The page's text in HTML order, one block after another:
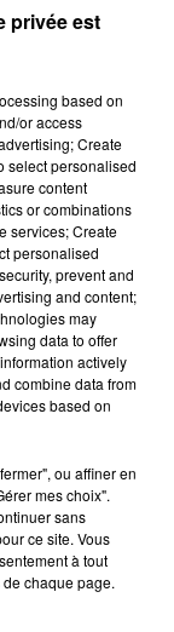
comme
un style
l’ascenseur
privée est
based on
or access
Create
select personalised
content
or combinations
services; Create
personalised
prevent and
and content;
may
data to offer
actively
combine data from
based on
ou affiner en
mes choix".
sans
ce site. Vous
à tout
chaque page.